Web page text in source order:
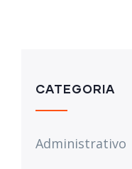
CATEGORIA
Administrativo